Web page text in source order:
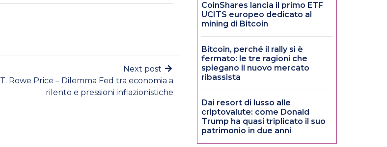
Next post
T. Rowe Price – Dilemma Fed tra economia a
rilento e pressioni inflazionistiche
CoinShares lancia il primo ETF
UCITS europeo dedicato al
mining di Bitcoin
Bitcoin, perché il rally si è
fermato: le tre ragioni che
spiegano il nuovo mercato
ribassista
Dai resort di lusso alle
criptovalute: come Donald
Trump ha quasi triplicato il suo
patrimonio in due anni